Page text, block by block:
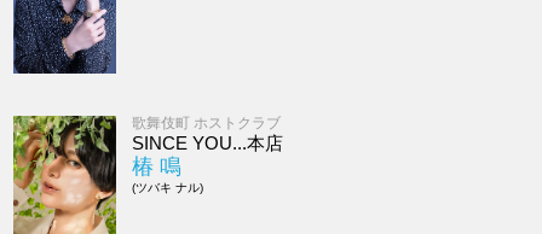
歌舞伎町 ホストクラブ
SINCE YOU...本店
椿 鳴
(ツバキ ナル)